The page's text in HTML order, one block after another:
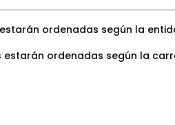
ordenadas según la
estarán ordenadas según la